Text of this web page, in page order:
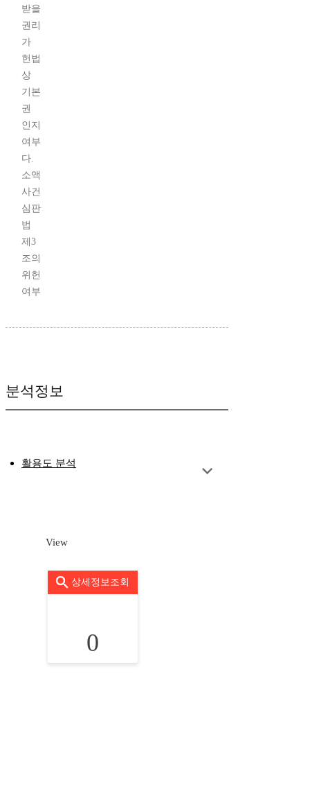
받을
권리
가
헌법
상
기본
권
인지
여부
다.
소액
사건
심판
법
제3
조의
위헌
여부
분석정보
활용도 분석
View
상세정보조회
0